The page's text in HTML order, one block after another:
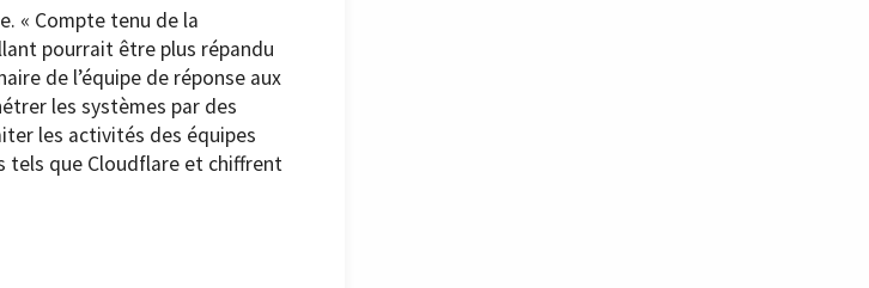
« Compte tenu de la
pourrait être plus répandu
de l’équipe de réponse aux
les systèmes par des
les activités des équipes
tels que Cloudflare et chiffrent